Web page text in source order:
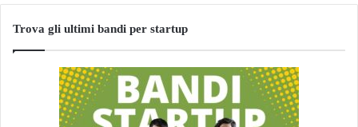
Trova gli ultimi bandi per startup